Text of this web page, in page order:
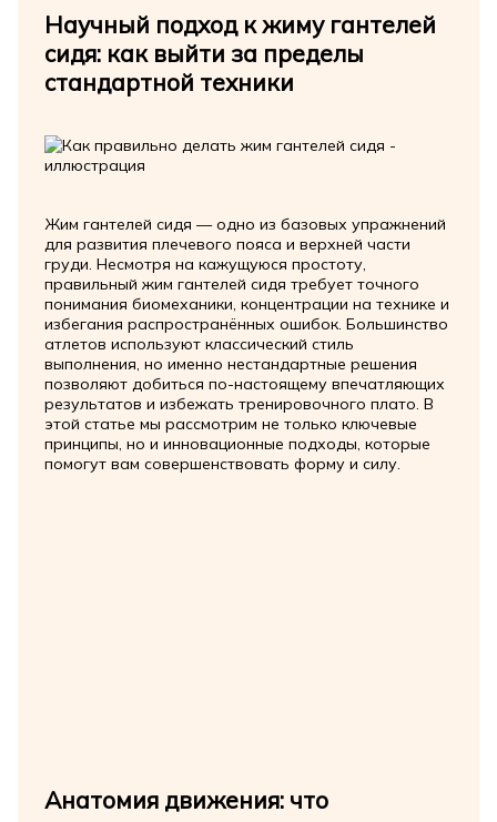
Научный подход к жиму гантелей
сидя: как выйти за пределы
стандартной техники
Жим гантелей сидя — одно из базовых упражнений
для развития плечевого пояса и верхней части
груди. Несмотря на кажущуюся простоту,
правильный жим гантелей сидя требует точного
понимания биомеханики, концентрации на технике и
избегания распространённых ошибок. Большинство
атлетов используют классический стиль
выполнения, но именно нестандартные решения
позволяют добиться по-настоящему впечатляющих
результатов и избежать тренировочного плато. В
этой статье мы рассмотрим не только ключевые
принципы, но и инновационные подходы, которые
помогут вам совершенствовать форму и силу.
Анатомия движения: что